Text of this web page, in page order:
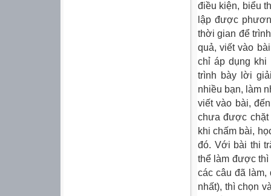
điều kiện, biểu
lập được
thời gian để
quả, viết vào
chỉ áp dụng khi
trình bày lời
nhiều bạn, làm
viết vào bài,
chưa được chặt
khi chấm bài,
đó. Với bài thi
thể làm được thì
các câu đã làm,
nhất), thì chọn